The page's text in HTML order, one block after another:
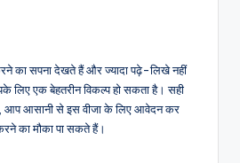
का सपना देखते हैं और ज्यादा पढ़े-लिखे नहीं
लिए एक बेहतरीन विकल्प हो सकता है। सही
आप आसानी से इस वीजा के लिए आवेदन कर
का मौका पा सकते हैं।